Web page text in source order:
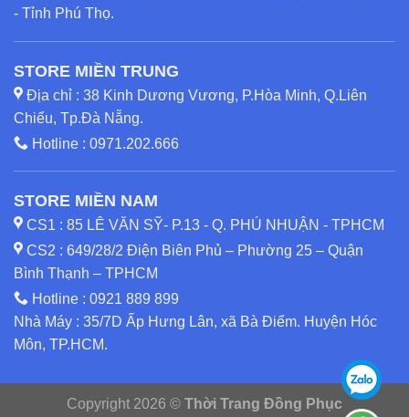
- Tỉnh Phú Thọ.
STORE MIỀN TRUNG
Địa chỉ : 38 Kinh Dương Vương, P.Hòa Minh, Q.Liên
Chiểu, Tp.Đà Nẵng.
Hotline : 0971.202.666
STORE MIỀN NAM
CS1 : 85 LÊ VĂN SỸ- P.13 - Q. PHÚ NHUẬN - TPHCM
CS2 : 649/28/2 Điện Biên Phủ – Phường 25 – Quận
Bình Thạnh – TPHCM
Hotline : 0921 889 899
Nhà Máy : 35/7D Ấp Hưng Lân, xã Bà Điểm. Huyện Hóc
Môn, TP.HCM.
Copyright 2026 © Thời Trang Đồng Phục